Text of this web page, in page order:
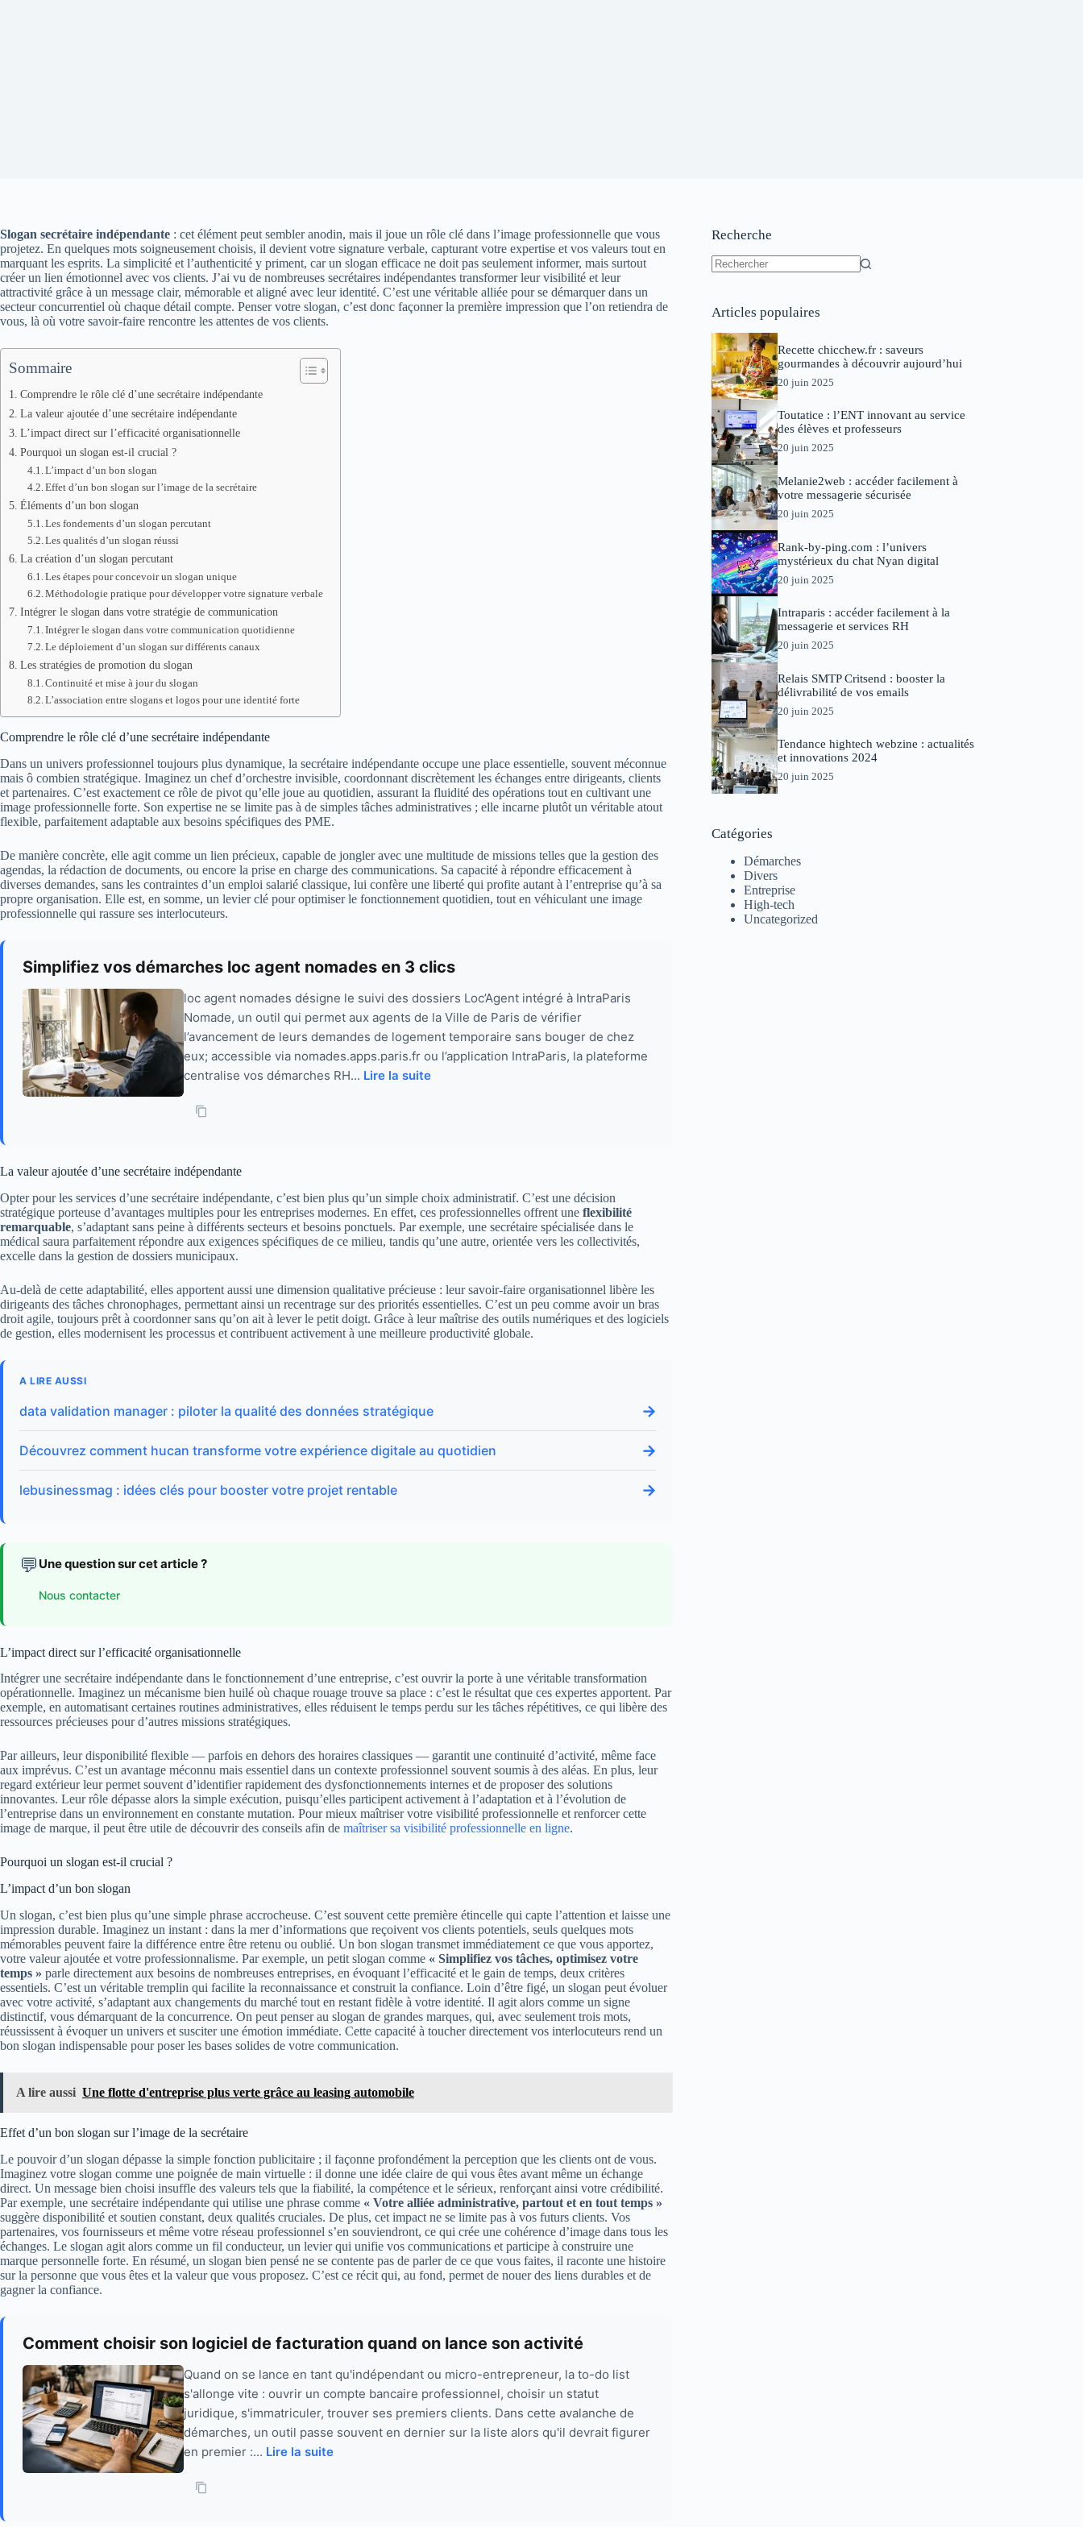
Slogan secrétaire indépendante : cet élément peut sembler anodin, mais il joue un rôle clé dans l’image professionnelle que vous
projetez. En quelques mots soigneusement choisis, il devient votre signature verbale, capturant votre expertise et vos valeurs tout en
marquant les esprits. La simplicité et l’authenticité y priment, car un slogan efficace ne doit pas seulement informer, mais surtout
créer un lien émotionnel avec vos clients. J’ai vu de nombreuses secrétaires indépendantes transformer leur visibilité et leur
attractivité grâce à un message clair, mémorable et aligné avec leur identité. C’est une véritable alliée pour se démarquer dans un
secteur concurrentiel où chaque détail compte. Penser votre slogan, c’est donc façonner la première impression que l’on retiendra de
vous, là où votre savoir-faire rencontre les attentes de vos clients.
Sommaire
Comprendre le rôle clé d’une secrétaire indépendante
La valeur ajoutée d’une secrétaire indépendante
L’impact direct sur l’efficacité organisationnelle
Pourquoi un slogan est-il crucial ?
L’impact d’un bon slogan
Effet d’un bon slogan sur l’image de la secrétaire
Éléments d’un bon slogan
Les fondements d’un slogan percutant
Les qualités d’un slogan réussi
La création d’un slogan percutant
Les étapes pour concevoir un slogan unique
Méthodologie pratique pour développer votre signature verbale
Intégrer le slogan dans votre stratégie de communication
Intégrer le slogan dans votre communication quotidienne
Le déploiement d’un slogan sur différents canaux
Les stratégies de promotion du slogan
Continuité et mise à jour du slogan
L’association entre slogans et logos pour une identité forte
Comprendre le rôle clé d’une secrétaire indépendante
Dans un univers professionnel toujours plus dynamique, la secrétaire indépendante occupe une place essentielle, souvent méconnue
mais ô combien stratégique. Imaginez un chef d’orchestre invisible, coordonnant discrètement les échanges entre dirigeants, clients
et partenaires. C’est exactement ce rôle de pivot qu’elle joue au quotidien, assurant la fluidité des opérations tout en cultivant une
image professionnelle forte. Son expertise ne se limite pas à de simples tâches administratives ; elle incarne plutôt un véritable atout
flexible, parfaitement adaptable aux besoins spécifiques des PME.
De manière concrète, elle agit comme un lien précieux, capable de jongler avec une multitude de missions telles que la gestion des
agendas, la rédaction de documents, ou encore la prise en charge des communications. Sa capacité à répondre efficacement à
diverses demandes, sans les contraintes d’un emploi salarié classique, lui confère une liberté qui profite autant à l’entreprise qu’à sa
propre organisation. Elle est, en somme, un levier clé pour optimiser le fonctionnement quotidien, tout en véhiculant une image
professionnelle qui rassure ses interlocuteurs.
Simplifiez vos démarches loc agent nomades en 3 clics
loc agent nomades désigne le suivi des dossiers Loc’Agent intégré à IntraParis
Nomade, un outil qui permet aux agents de la Ville de Paris de vérifier
l’avancement de leurs demandes de logement temporaire sans bouger de chez
eux; accessible via nomades.apps.paris.fr ou l’application IntraParis, la plateforme
centralise vos démarches RH... Lire la suite
La valeur ajoutée d’une secrétaire indépendante
Opter pour les services d’une secrétaire indépendante, c’est bien plus qu’un simple choix administratif. C’est une décision
stratégique porteuse d’avantages multiples pour les entreprises modernes. En effet, ces professionnelles offrent une flexibilité
remarquable, s’adaptant sans peine à différents secteurs et besoins ponctuels. Par exemple, une secrétaire spécialisée dans le
médical saura parfaitement répondre aux exigences spécifiques de ce milieu, tandis qu’une autre, orientée vers les collectivités,
excelle dans la gestion de dossiers municipaux.
Au-delà de cette adaptabilité, elles apportent aussi une dimension qualitative précieuse : leur savoir-faire organisationnel libère les
dirigeants des tâches chronophages, permettant ainsi un recentrage sur des priorités essentielles. C’est un peu comme avoir un bras
droit agile, toujours prêt à coordonner sans qu’on ait à lever le petit doigt. Grâce à leur maîtrise des outils numériques et des logiciels
de gestion, elles modernisent les processus et contribuent activement à une meilleure productivité globale.
A LIRE AUSSI
data validation manager : piloter la qualité des données stratégique →
Découvrez comment hucan transforme votre expérience digitale au quotidien →
lebusinessmag : idées clés pour booster votre projet rentable →
💬 Une question sur cet article ?
Nous contacter
L’impact direct sur l’efficacité organisationnelle
Intégrer une secrétaire indépendante dans le fonctionnement d’une entreprise, c’est ouvrir la porte à une véritable transformation
opérationnelle. Imaginez un mécanisme bien huilé où chaque rouage trouve sa place : c’est le résultat que ces expertes apportent. Par
exemple, en automatisant certaines routines administratives, elles réduisent le temps perdu sur les tâches répétitives, ce qui libère des
ressources précieuses pour d’autres missions stratégiques.
Par ailleurs, leur disponibilité flexible — parfois en dehors des horaires classiques — garantit une continuité d’activité, même face
aux imprévus. C’est un avantage méconnu mais essentiel dans un contexte professionnel souvent soumis à des aléas. En plus, leur
regard extérieur leur permet souvent d’identifier rapidement des dysfonctionnements internes et de proposer des solutions
innovantes. Leur rôle dépasse alors la simple exécution, puisqu’elles participent activement à l’adaptation et à l’évolution de
l’entreprise dans un environnement en constante mutation. Pour mieux maîtriser votre visibilité professionnelle et renforcer cette
image de marque, il peut être utile de découvrir des conseils afin de maîtriser sa visibilité professionnelle en ligne.
Pourquoi un slogan est-il crucial ?
L’impact d’un bon slogan
Un slogan, c’est bien plus qu’une simple phrase accrocheuse. C’est souvent cette première étincelle qui capte l’attention et laisse une
impression durable. Imaginez un instant : dans la mer d’informations que reçoivent vos clients potentiels, seuls quelques mots
mémorables peuvent faire la différence entre être retenu ou oublié. Un bon slogan transmet immédiatement ce que vous apportez,
votre valeur ajoutée et votre professionnalisme. Par exemple, un petit slogan comme « Simplifiez vos tâches, optimisez votre
temps » parle directement aux besoins de nombreuses entreprises, en évoquant l’efficacité et le gain de temps, deux critères
essentiels. C’est un véritable tremplin qui facilite la reconnaissance et construit la confiance. Loin d’être figé, un slogan peut évoluer
avec votre activité, s’adaptant aux changements du marché tout en restant fidèle à votre identité. Il agit alors comme un signe
distinctif, vous démarquant de la concurrence. On peut penser au slogan de grandes marques, qui, avec seulement trois mots,
réussissent à évoquer un univers et susciter une émotion immédiate. Cette capacité à toucher directement vos interlocuteurs rend un
bon slogan indispensable pour poser les bases solides de votre communication.
A lire aussi Une flotte d'entreprise plus verte grâce au leasing automobile
Effet d’un bon slogan sur l’image de la secrétaire
Le pouvoir d’un slogan dépasse la simple fonction publicitaire ; il façonne profondément la perception que les clients ont de vous.
Imaginez votre slogan comme une poignée de main virtuelle : il donne une idée claire de qui vous êtes avant même un échange
direct. Un message bien choisi insuffle des valeurs tels que la fiabilité, la compétence et le sérieux, renforçant ainsi votre crédibilité.
Par exemple, une secrétaire indépendante qui utilise une phrase comme « Votre alliée administrative, partout et en tout temps »
suggère disponibilité et soutien constant, deux qualités cruciales. De plus, cet impact ne se limite pas à vos futurs clients. Vos
partenaires, vos fournisseurs et même votre réseau professionnel s’en souviendront, ce qui crée une cohérence d’image dans tous les
échanges. Le slogan agit alors comme un fil conducteur, un levier qui unifie vos communications et participe à construire une
marque personnelle forte. En résumé, un slogan bien pensé ne se contente pas de parler de ce que vous faites, il raconte une histoire
sur la personne que vous êtes et la valeur que vous proposez. C’est ce récit qui, au fond, permet de nouer des liens durables et de
gagner la confiance.
Comment choisir son logiciel de facturation quand on lance son activité
Quand on se lance en tant qu'indépendant ou micro-entrepreneur, la to-do list
s'allonge vite : ouvrir un compte bancaire professionnel, choisir un statut
juridique, s'immatriculer, trouver ses premiers clients. Dans cette avalanche de
démarches, un outil passe souvent en dernier sur la liste alors qu'il devrait figurer
en premier :... Lire la suite
Recherche
Articles populaires
Recette chicchew.fr : saveurs
gourmandes à découvrir aujourd’hui
20 juin 2025
Toutatice : l’ENT innovant au service
des élèves et professeurs
20 juin 2025
Melanie2web : accéder facilement à
votre messagerie sécurisée
20 juin 2025
Rank-by-ping.com : l’univers
mystérieux du chat Nyan digital
20 juin 2025
Intraparis : accéder facilement à la
messagerie et services RH
20 juin 2025
Relais SMTP Critsend : booster la
délivrabilité de vos emails
20 juin 2025
Tendance hightech webzine : actualités
et innovations 2024
20 juin 2025
Catégories
Démarches
Divers
Entreprise
High-tech
Uncategorized